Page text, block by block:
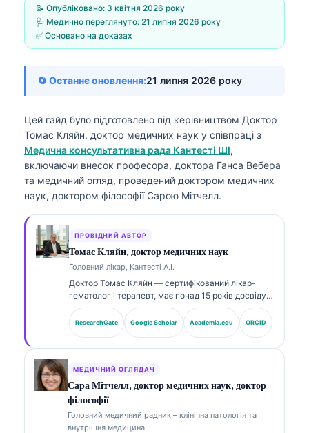
📝 Опубліковано: 3 квітня 2026 року
🩺 Медично переглянуто: 21 липня 2026 року
✅ Основано на доказах
🔄 Останнє оновлення:21 липня 2026 року
Цей гайд було підготовлено під керівництвом Доктор
Томас Кляйн, доктор медичних наук у співпраці з
Медична консультативна рада Кантесті ШІ,
включаючи внесок професора, доктора Ганса Вебера
та медичний огляд, проведений доктором медичних
наук, доктором філософії Сарою Мітчелл.
ПРОВІДНИЙ АВТОР
Томас Кляйн, доктор медичних наук
Головний лікар, Кантесті А.І.
Доктор Томас Кляйн — сертифікований лікар-
гематолог і терапевт, має понад 15 років досвіду в
лабораторній медицині та AI-асистованому
клінічному аналізі. Як головний медичний
директор (Chief Medical Officer) у Kantesti AI він
публікується щодо інтерпретації біомаркерів і
лабораторної діагностики з тем лабораторної
медицини.
ResearchGate Google Scholar Academia.edu ORCID
МЕДИЧНИЙ ОГЛЯДАЧ
Сара Мітчелл, доктор медичних наук, доктор
філософії
Головний медичний радник – клінічна патологія та
внутрішня медицина